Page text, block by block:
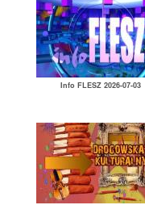
Info FLESZ 2026-07-03